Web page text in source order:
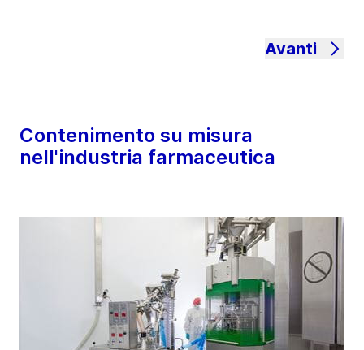
Avanti
Contenimento su misura
nell'industria farmaceutica